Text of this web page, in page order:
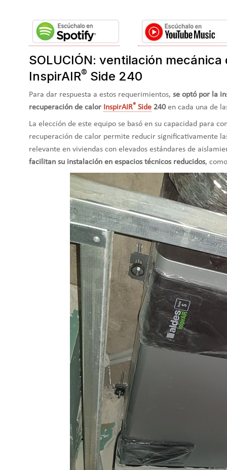
SOLUCIÓN: ventilación
InspirAIR® Side 240
Para dar respuesta a estos requerimientos, se optó por la
recuperación de calor InspirAIR® Side 240en cada una de
La elección de este equipo se basó en su capacidad para
recuperación de calor permite reducir significativamente
relevante en viviendas con elevados estándares de
facilitan su instalación en espacios técnicos reducidos,